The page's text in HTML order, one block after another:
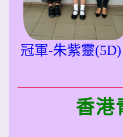
冠軍-朱紫靈(5D)
香港